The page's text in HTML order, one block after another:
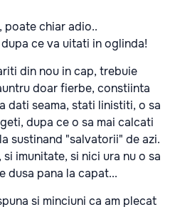
poate chiar adio..
ce va uitati in oglinda!
din nou in cap, trebuie
doar fierbe, constiinta
dati seama, stati linistiti, o sa
dupa ce o sa mai calcati
sustinand "salvatorii" de azi.
imunitate, si nici ura nu o sa
dusa pana la capat...
si minciuni ca am plecat